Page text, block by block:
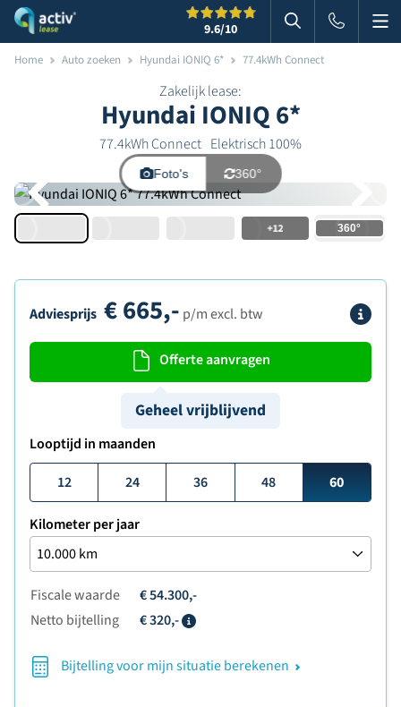
9.6/10 Zoeken in
Home Auto zoeken Hyundai IONIQ 6* 77.4kWh Connect
Zakelijk lease:
Hyundai IONIQ 6*
77.4kWh Connect Elektrisch 100%
Foto's 360°
+12
Adviesprijs €665,- p/m excl. btw
Offerte aanvragen
Geheel vrijblijvend
Looptijd in maanden
12
24 36 48 60
Kilometer per jaar
Fiscale waarde
€ 54.300,-
Netto bijtelling
€ 320,-
Bijtelling voor mijn situatie berekenen